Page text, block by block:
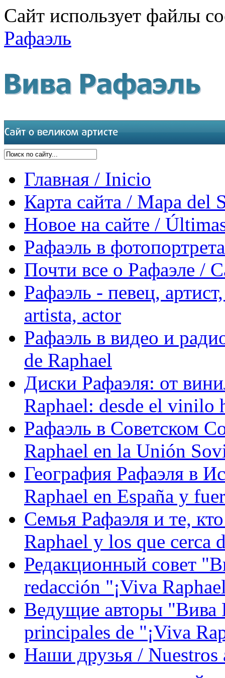
Сайт использует файлы
Рафаэль
Главная / Inicio
Карта сайта / Mapa del
Новое на сайте /
Рафаэль в
Почти все о Рафаэле /
Рафаэль - певец,
artista, actor
Рафаэль в видео и
de Raphael
Диски Рафаэля: от
Raphael: desde el vinilo
Рафаэль в Советском
Raphael en la Unión
География Рафаэля в
Raphael en España y
Семья Рафаэля и те,
Raphael y los que cerca
Редакционный совет
redacción "¡Viva
Ведущие авторы "Вива
principales de "¡Viva
Наши друзья / Nuestros